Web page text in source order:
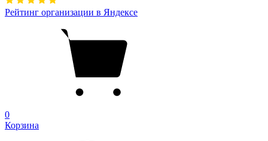
Рейтинг организации в Яндексе
0
Корзина